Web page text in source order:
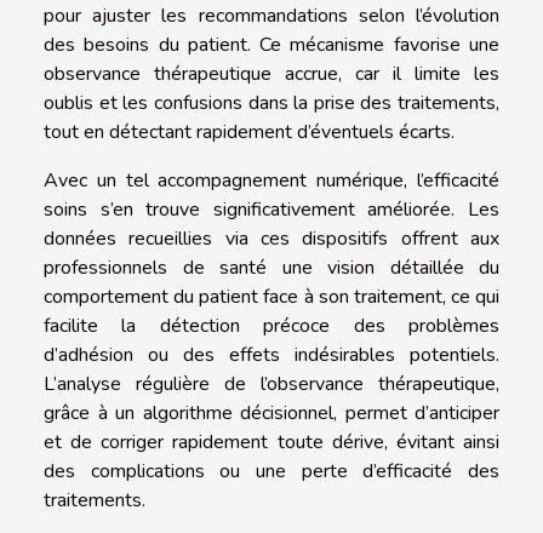
pour ajuster les recommandations selon l’évolution
des besoins du patient. Ce mécanisme favorise une
observance thérapeutique accrue, car il limite les
oublis et les confusions dans la prise des traitements,
tout en détectant rapidement d’éventuels écarts.
Avec un tel accompagnement numérique, l’efficacité
soins s’en trouve significativement améliorée. Les
données recueillies via ces dispositifs offrent aux
professionnels de santé une vision détaillée du
comportement du patient face à son traitement, ce qui
facilite la détection précoce des problèmes
d’adhésion ou des effets indésirables potentiels.
L’analyse régulière de l’observance thérapeutique,
grâce à un algorithme décisionnel, permet d’anticiper
et de corriger rapidement toute dérive, évitant ainsi
des complications ou une perte d’efficacité des
traitements.